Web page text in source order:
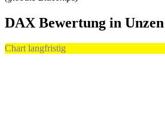
DAX Bewertung in
Chart langfristig